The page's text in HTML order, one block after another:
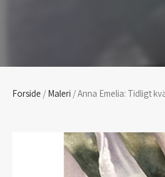
Forside / Maleri / Anna Emelia: Tidligt